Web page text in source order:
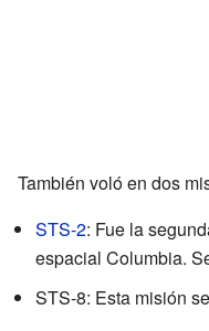
También voló en dos
STS-2: Fue la
espacial Columbia.
STS-8: Esta misión